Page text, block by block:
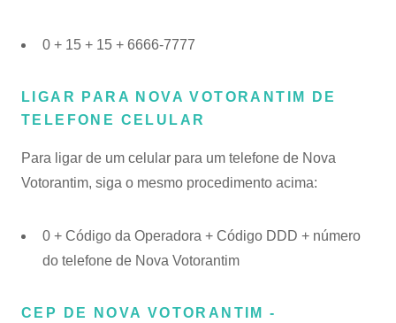
0 + 15 + 15 + 6666-7777
LIGAR PARA NOVA VOTORANTIM DE
TELEFONE CELULAR
Para ligar de um celular para um telefone de Nova
Votorantim, siga o mesmo procedimento acima:
0 + Código da Operadora + Código DDD + número
do telefone de Nova Votorantim
CEP DE NOVA VOTORANTIM -